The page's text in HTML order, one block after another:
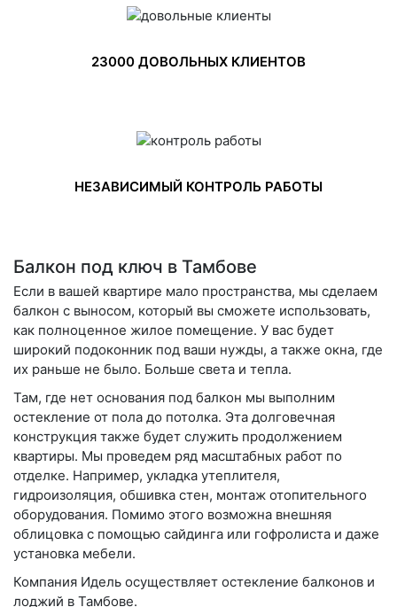
23000 ДОВОЛЬНЫХ КЛИЕНТОВ
НЕЗАВИСИМЫЙ КОНТРОЛЬ РАБОТЫ
Балкон под ключ в Тамбове
Если в вашей квартире мало пространства, мы сделаем
балкон с выносом, который вы сможете использовать,
как полноценное жилое помещение. У вас будет
широкий подоконник под ваши нужды, а также окна, где
их раньше не было. Больше света и тепла.
Там, где нет основания под балкон мы выполним
остекление от пола до потолка. Эта долговечная
конструкция также будет служить продолжением
квартиры. Мы проведем ряд масштабных работ по
отделке. Например, укладка утеплителя,
гидроизоляция, обшивка стен, монтаж отопительного
оборудования. Помимо этого возможна внешняя
облицовка с помощью сайдинга или гофролиста и даже
установка мебели.
Компания Идель осуществляет остекление балконов и
лоджий в Тамбове.